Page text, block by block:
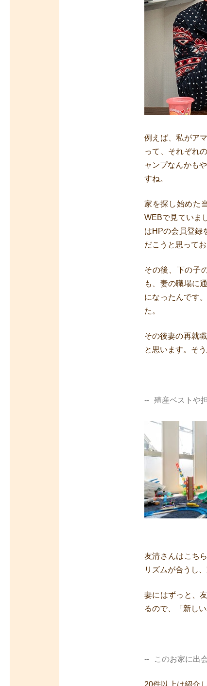
例えば、私がア
って、それぞれ
ャンプなんかも
すね。
家を探し始めた
WEBで見ていま
はHPの会員登録
だこうと思って
その後、下の子
も、妻の職場に
になったんです
た。
その後妻の再就
と思います。そ
殖産ベストや
友清さんはこち
リズムが合うし
妻にはずっと、
るので、「新し
このお家に出
20件以上は紹介